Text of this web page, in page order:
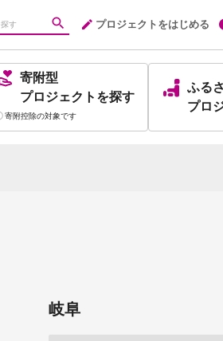
プロジェクトをはじめる
寄附型
プロジェクト を探す
寄附控除の対象です
ふる
プロ
岐阜